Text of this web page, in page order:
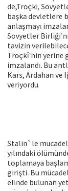
de,Troçki,
başka devletlere
anlaşmayı
Sovyetler
tavizin
Troçkî'nin yerine
imzalandı. Bu
Kars, Ardahan ve
veriyordu.
Stalin`le
yılındaki
toplamaya
girişti. Bu
elinde bulunan